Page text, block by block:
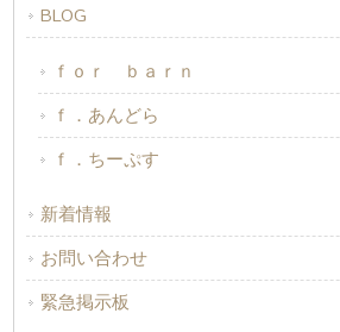
BLOG
ｆｏｒ ｂａｒｎ
ｆ．あんどら
ｆ．ちーぷす
新着情報
お問い合わせ
緊急掲示板